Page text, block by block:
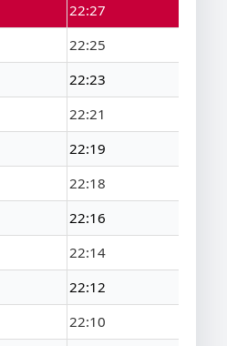
22:27
22:25
22:23
22:21
22:19
22:18
22:16
22:14
22:12
22:10